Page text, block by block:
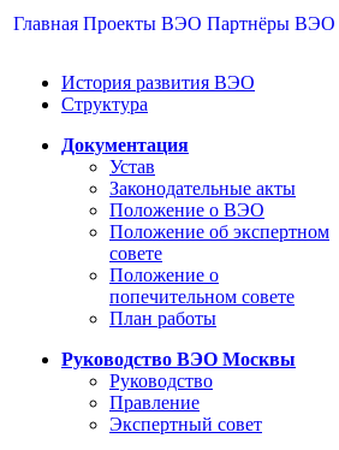
Главная Проекты ВЭО Партнёры ВЭО
История развития ВЭО
Структура
Документация
Устав
Законодательные акты
Положение о ВЭО
Положение об экспертном
совете
Положение о
попечительном совете
План работы
Руководство ВЭО Москвы
Руководство
Правление
Экспертный совет